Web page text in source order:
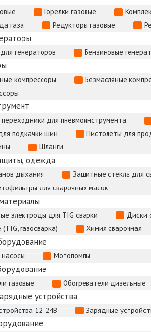
Горелки газовые
газа
Редукторы газовые
генераторов Бензиновые
компрессоры
Безмасляные
для пневмоинструмента
подкачки шин
Пистолеты для
Шланги
одежда
дыхания
Защитные стекла для
для сварочных масок
электроды для TIG сварки
Диски
газосварка)
Химия сварочная
Мотопомпы
газовые Обогреватели дизельные
устройства
12-24В Зарядные